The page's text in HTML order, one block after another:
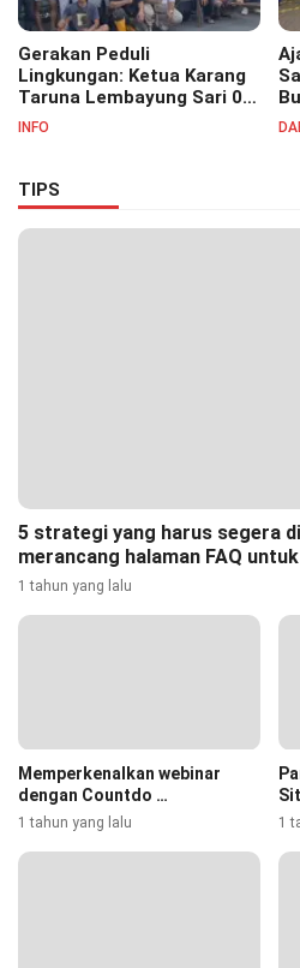
Gerakan Peduli
Lingkungan: Ketua Karang
Taruna Lembayung Sari 09
Irvan Permana Ajak
INFO
TIPS
5 strategi yang harus segera
merancang halaman FAQ
1 tahun yang lalu
Memperkenalkan webinar
dengan Countdo …
1 tahun yang lalu 1